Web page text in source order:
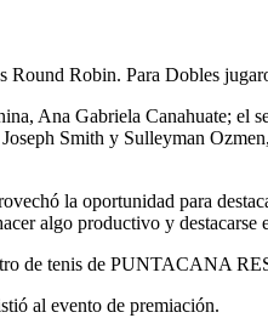
Robin. Para Dobles
Ana Gabriela Canahuate; el
Smith y Sulleyman
la oportunidad para
algo productivo y
de tenis de PUNTACANA
al evento de premiación.